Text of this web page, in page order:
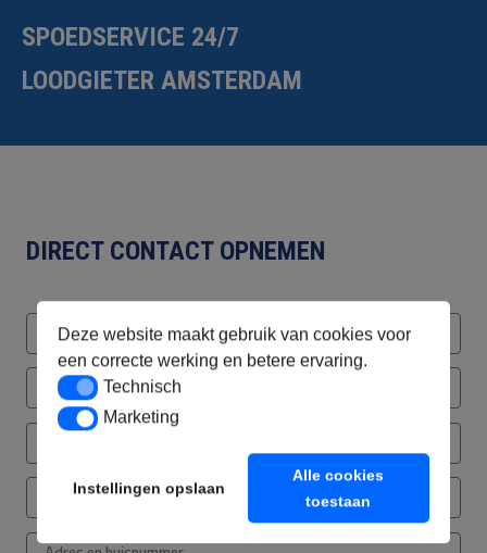
Deze website maakt gebruik van cookies voor
een correcte werking en betere ervaring.
TechnischTechnisch
MarketingMarketing
Instellingen opslaan
Alle cookies
toestaan
SPOEDSERVICE 24/7
LOODGIETER AMSTERDAM
DIRECT CONTACT OPNEMEN